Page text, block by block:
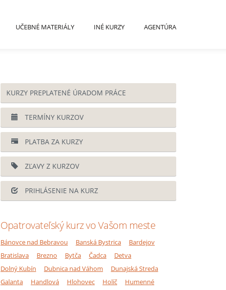
UČEBNÉ MATERIÁLY INÉ KURZY AGENTÚRA
KURZY PREPLATENÉ ÚRADOM PRÁCE
TERMÍNY KURZOV
PLATBA ZA KURZY
ZĽAVY Z KURZOV
PRIHLÁSENIE NA KURZ
Opatrovateľský kurz vo Vašom meste
Bánovce nad Bebravou Banská Bystrica
Bardejov
Bratislava
Brezno Bytča Čadca
Detva
Dolný Kubín
Dubnica nad Váhom
Dunajská Streda
Galanta
Handlová Hlohovec Holíč
Humenné